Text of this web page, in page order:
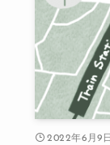
2022年6月9日